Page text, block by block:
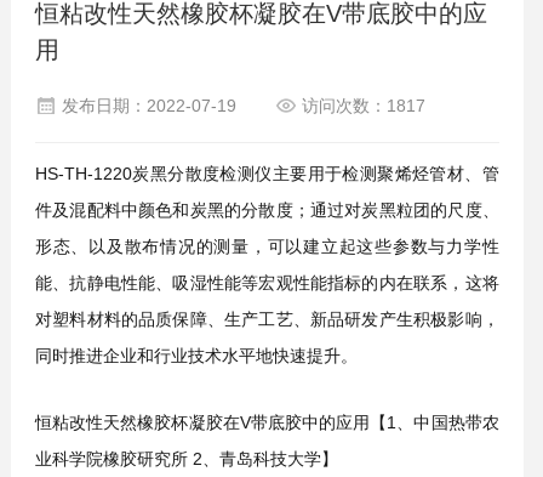
恒粘改性天然橡胶杯凝胶在V带底胶中的应
用
发布日期：2022-07-19 访问次数：1817
HS-TH-1220炭黑分散度检测仪主要用于检测聚烯烃管材、管
件及混配料中颜色和炭黑的分散度；通过对炭黑粒团的尺度、
形态、以及散布情况的测量，可以建立起这些参数与力学性
能、抗静电性能、吸湿性能等宏观性能指标的内在联系，这将
对塑料材料的品质保障、生产工艺、新品研发产生积极影响，
同时推进企业和行业技术水平地快速提升。
恒粘改性天然橡胶杯凝胶在V带底胶中的应用【1、中国热带农
业科学院橡胶研究所 2、青岛科技大学】